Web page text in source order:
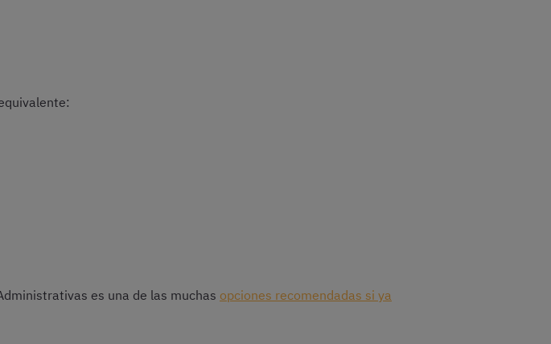
es una de las muchas opciones recomendadas si ya